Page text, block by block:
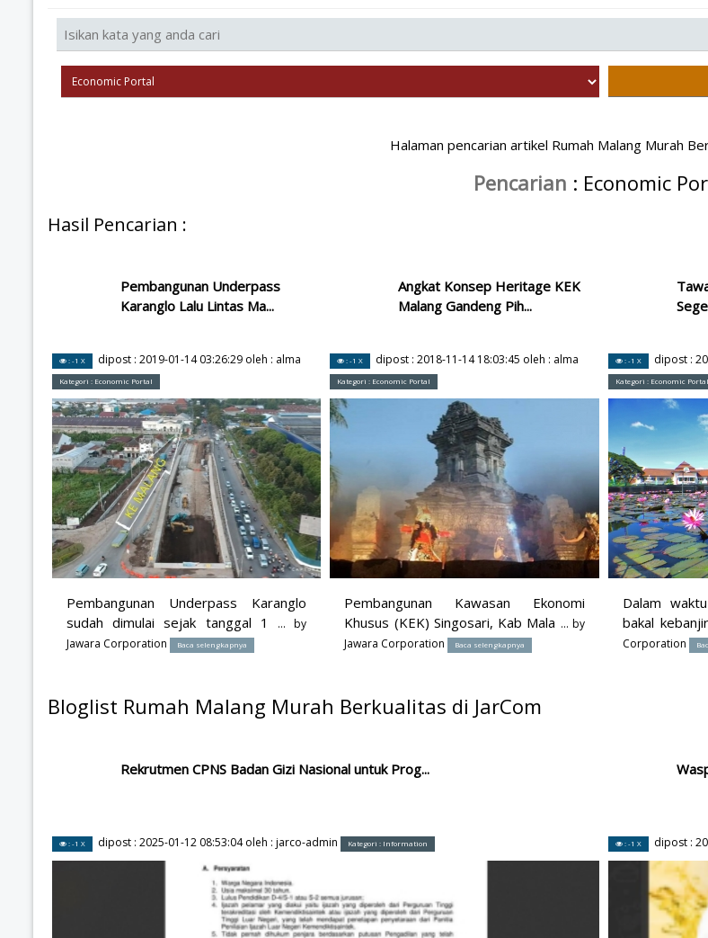
Halaman pencarian artikel Rumah Malang Murah
Pencarian : Economic
Hasil Pencarian :
Pembangunan Underpass
Karanglo Lalu Lintas Ma...
: -1 X dipost : 2019-01-14 03:26:29 oleh : alma
Kategori : Economic Portal
Pembangunan Underpass Karanglo
sudah dimulai sejak tanggal 1
... by
Jawara Corporation
Baca selengkapnya
Angkat Konsep Heritage KEK
Malang Gandeng Pih...
: -1 X dipost :2018-11-14 18:03:45 oleh : alma
Kategori : Economic Portal
Pembangunan Kawasan Ekonomi
Khusus (KEK) Singosari, Kab Mala ... by
Jawara Corporation
Baca selengkapnya
: -1 X dipost :
Kategori : Economic Portal
Dalam
bakal
Corporation
Bloglist Rumah Malang Murah Berkualitas di JarCom
Rekrutmen CPNS Badan Gizi Nasional untuk Prog...
: -1 X dipost : 2025-01-12 08:53:04oleh : jarco-admin Kategori : Information : -1 X dipost :